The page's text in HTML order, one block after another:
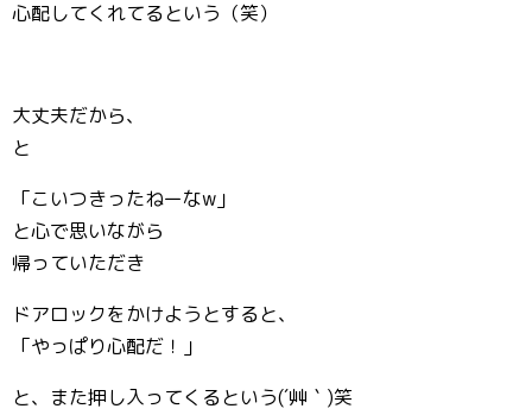
心配してくれてるという（笑）
大丈夫だから、
と
「こいつきったねーなw」
と心で思いながら
帰っていただき
ドアロックをかけようとすると、
「やっぱり心配だ！」
と、また押し入ってくるという(´艸｀)笑